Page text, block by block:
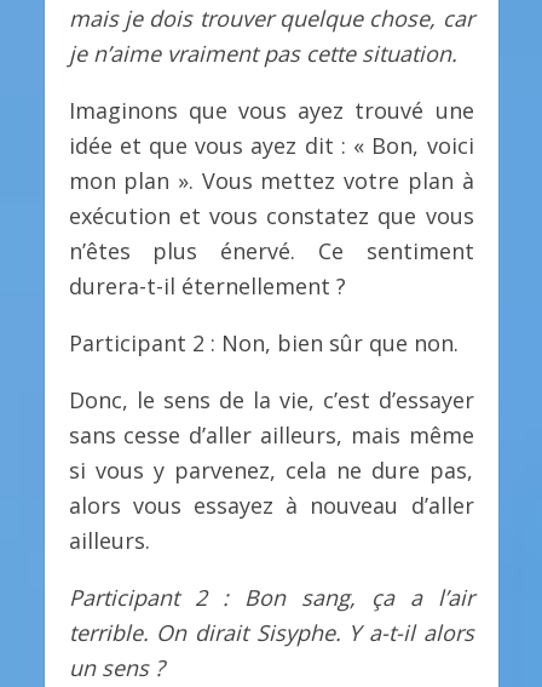
mais je dois trouver quelque chose, car
je n’aime vraiment pas cette situation.
Imaginons que vous ayez trouvé une
idée et que vous ayez dit : « Bon, voici
mon plan ». Vous mettez votre plan à
exécution et vous constatez que vous
n’êtes plus énervé. Ce sentiment
durera-t-il éternellement ?
Participant 2 : Non, bien sûr que non.
Donc, le sens de la vie, c’est d’essayer
sans cesse d’aller ailleurs, mais même
si vous y parvenez, cela ne dure pas,
alors vous essayez à nouveau d’aller
ailleurs.
Participant 2 : Bon sang, ça a l’air
terrible. On dirait Sisyphe. Y a-t-il alors
un sens ?